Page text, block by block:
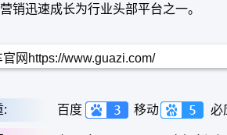
销迅速成长为行业头部平台之一。
网https://www.guazi.com/
: 百度 移动 必